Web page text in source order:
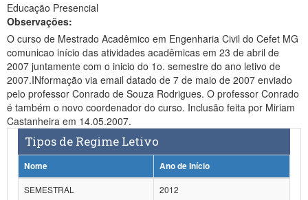
Ministério do Desenvolvimento Regional
Ministério da Mulher, da Família e dos Direitos Humanos
Secretaria-Geral
Secretaria de Governo
Gabinete de Segurança Institucional
Educação Presencial
Observações:
O curso de Mestrado Acadêmico em Engenharia Civil do Cefet MG
comunicao início das atividades acadêmicas em 23 de abril de
2007 juntamente com o inicio do 1o. semestre do ano letivo de
2007.INformação via email datado de 7 de maio de 2007 enviado
pelo professor Conrado de Souza Rodrigues. O professor Conrado
é também o novo coordenador do curso. Inclusão feita por Miriam
Castanheira em 14.05.2007.
Tipos de Regime Letivo
Nome
Ano de Início
SEMESTRAL
2012